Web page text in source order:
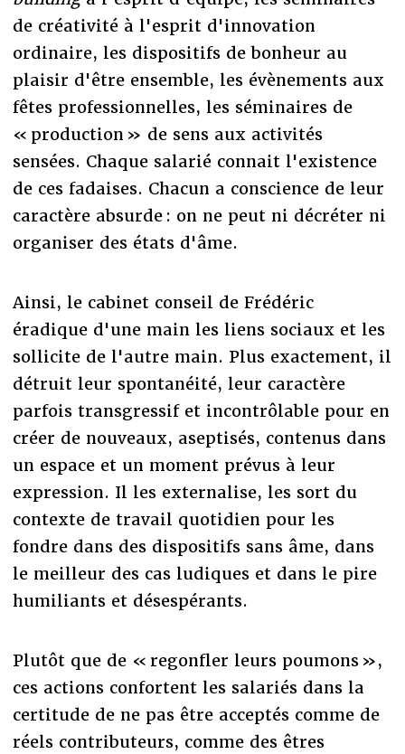
de créativité à l'esprit d'innovation
ordinaire, les dispositifs de bonheur au
plaisir d'être ensemble, les évènements aux
fêtes professionnelles, les séminaires de
« production » de sens aux activités
sensées. Chaque salarié connait l'existence
de ces fadaises. Chacun a conscience de leur
caractère absurde : on ne peut ni décréter ni
organiser des états d'âme.
Ainsi, le cabinet conseil de Frédéric
éradique d'une main les liens sociaux et les
sollicite de l'autre main. Plus exactement, il
détruit leur spontanéité, leur caractère
parfois transgressif et incontrôlable pour en
créer de nouveaux, aseptisés, contenus dans
un espace et un moment prévus à leur
expression. Il les externalise, les sort du
contexte de travail quotidien pour les
fondre dans des dispositifs sans âme, dans
le meilleur des cas ludiques et dans le pire
humiliants et désespérants.
Plutôt que de « regonfler leurs poumons »,
ces actions confortent les salariés dans la
certitude de ne pas être acceptés comme de
réels contributeurs, comme des êtres